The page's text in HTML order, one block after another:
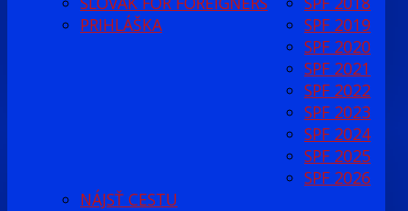
PRIHLÁŠKA
SPF 2019
SPF 2020
SPF 2021
SPF 2022
SPF 2023
SPF 2024
SPF 2025
SPF 2026
NÁJSŤ CESTU